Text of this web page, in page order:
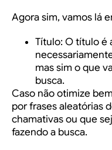
Agora sim, vamos lá
Título: O título é
mas sim o que
busca.
Caso não otimize
por frases aleatórias
chamativas ou que
fazendo a busca.